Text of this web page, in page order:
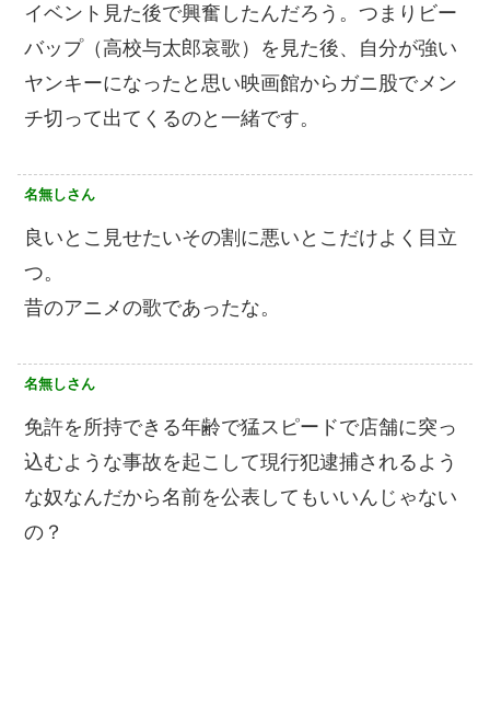
イベント見た後で興奮したんだろう。つまりビー
バップ（高校与太郎哀歌）を見た後、自分が強い
ヤンキーになったと思い映画館からガニ股でメン
チ切って出てくるのと一緒です。
名無しさん
良いとこ見せたいその割に悪いとこだけよく目立
つ。
昔のアニメの歌であったな。
名無しさん
免許を所持できる年齢で猛スピードで店舗に突っ
込むような事故を起こして現行犯逮捕されるよう
な奴なんだから名前を公表してもいいんじゃない
の？